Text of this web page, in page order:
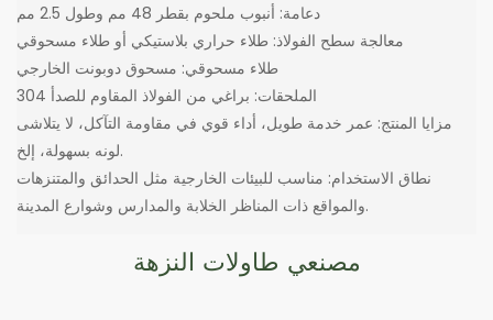
دعامة: أنبوب ملحوم بقطر 48 مم وطول 2.5 مم
معالجة سطح الفولاذ: طلاء حراري بلاستيكي أو طلاء مسحوقي
طلاء مسحوقي: مسحوق دوبونت الخارجي
الملحقات: براغي من الفولاذ المقاوم للصدأ 304
مزايا المنتج: عمر خدمة طويل، أداء قوي في مقاومة التآكل، لا يتلاشى
لونه بسهولة، إلخ.
نطاق الاستخدام: مناسب للبيئات الخارجية مثل الحدائق والمتنزهات
والمواقع ذات المناظر الخلابة والمدارس وشوارع المدينة.
مصنعي طاولات النزهة